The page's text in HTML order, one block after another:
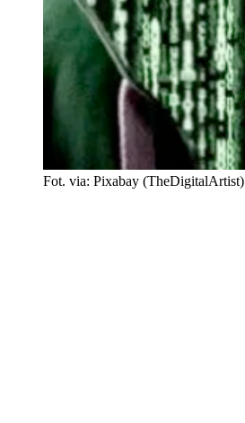
Fot. via: Pixabay (TheDigitalArtist)